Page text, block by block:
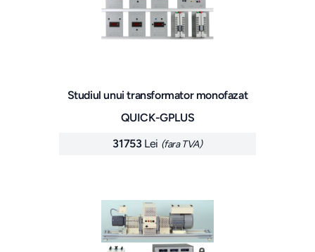
Studiul unui transformator monofazat
QUICK-GPLUS
31753 Lei (fara TVA)